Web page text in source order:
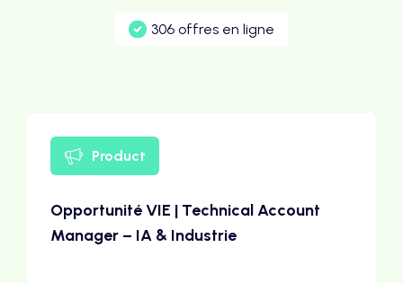
306 offres en ligne
Product
Opportunité VIE | Technical Account
Manager – IA & Industrie